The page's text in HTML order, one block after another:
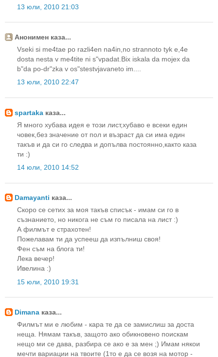
13 юли, 2010 21:03
Анонимен каза...
Vseki si me4tae po razli4en na4in,no strannoto tyk e,4e
dosta nesta v me4tite ni s"vpadat.Bix iskala da mojex da
b"da po-dr"zka v os"stestvjavaneto im....
13 юли, 2010 22:47
spartaka каза...
Я много хубава идея е този лист,хубаво е всеки един
човек,без значение от пол и възраст да си има един
такъв и да си го следва и допълва постоянно,както каза
ти :)
14 юли, 2010 14:52
Damayanti каза...
Скоро се сетих за моя такъв списък - имам си го в
съзнанието, но никога не съм го писала на лист :)
А филмът е страхотен!
Пожелавам ти да успееш да изпълниш своя!
Фен съм на блога ти!
Лека вечер!
Ивелина :)
15 юли, 2010 19:31
Dimana каза...
Филмът ми е любим - кара те да се замислиш за доста
неща. Нямам такъв, защото ако обикновено поискам
нещо ми се дава, разбира се ако е за мен ;) Имам някои
мечти вариации на твоите (1то е да се возя на мотор -